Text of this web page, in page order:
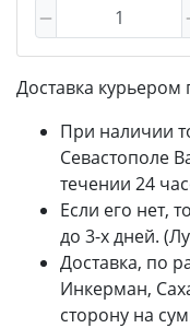
Доставка курьером
При наличии
Севастополе
течении 24
Если его нет,
до 3-х дней.
Доставка, по
Инкерман,
сторону на